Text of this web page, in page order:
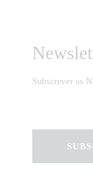
Subscrever as